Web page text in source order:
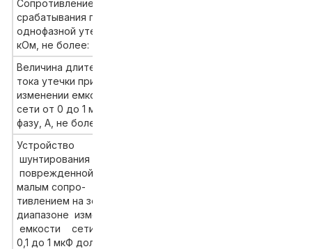
Сопротивление
срабатывания при
однофазной утечке,
кОм, не более:
Величина длительного
тока утечки при
изменении емкости
сети от 0 до 1 мкФ на
фазу, А, не более
Устройство
шунтирования
поврежденной фазы
малым сопро-
тивлением на землю в
диапазоне изменения
емкости сети от
0,1 до 1 мкФ должно